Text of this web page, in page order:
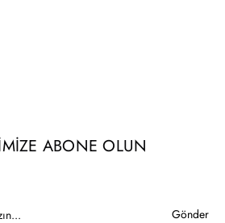
ABONE OLUN
Gönder